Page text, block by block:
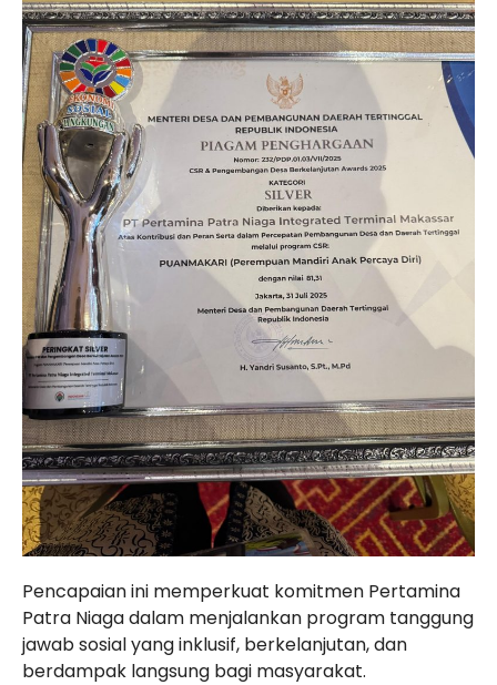
Pencapaian ini memperkuat komitmen Pertamina
Patra Niaga dalam menjalankan program tanggung
jawab sosial yang inklusif, berkelanjutan, dan
berdampak langsung bagi masyarakat.